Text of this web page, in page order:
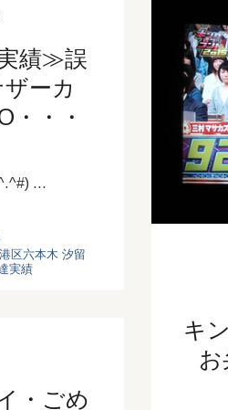
績≫誤
ーカ
・・・
…
港区六本木 汐留
実績
キ
お
・ごめ